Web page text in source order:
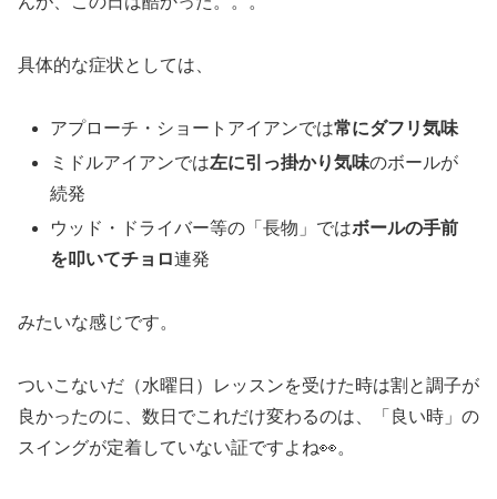
具体的な症状としては、
アプローチ・ショートアイアンでは常にダフリ気味
ミドルアイアンでは左に引っ掛かり気味のボールが
続発
ウッド・ドライバー等の「長物」ではボールの手前
を叩いてチョロ連発
みたいな感じです。
ついこないだ（水曜日）レッスンを受けた時は割と調子が
良かったのに、数日でこれだけ変わるのは、「良い時」の
スイングが定着していない証ですよね👀。